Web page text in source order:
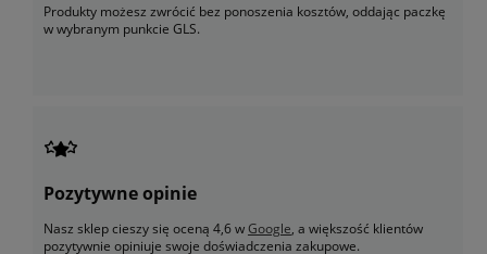
Produkty możesz zwrócić bez ponoszenia kosztów, oddając paczkę
w wybranym punkcie GLS.
Pozytywne opinie
Nasz sklep cieszy się oceną 4,6 wGoogle, a większość klientów
pozytywnie opiniuje swoje doświadczenia zakupowe.